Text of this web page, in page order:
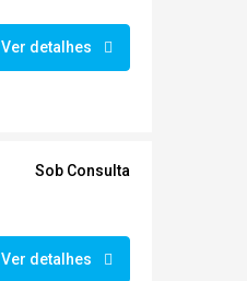
Ver detalhes
Sob Consulta
Ver detalhes